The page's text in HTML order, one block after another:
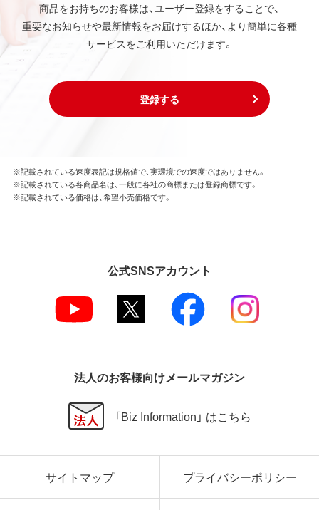
第3条 使用制限
本ソフトウェアの用途は、購入商品またはその添付ソ
フトウェアとともに使用することのみとします。
り、逆アセンブル、逆コンパイル、リバースエンジニア
リング、その他の修正を本ソフトウェアに加えること
はできません。
第4条 保証
弊社は、データの消失、業務の中断、逸失利益、精神的
損害等を含め、本ソフトウェアの使用または使用不能
に起因する直接的、間接的、特別、偶発的、結果的、そ
の他いかなる損害にも、一切の責任を負いません。
本契約の締結により、お客様は下記事項に同意するも
のとします。
る可能性があることを認識の上、本ソフトウェアを輸
出または再輸出する場合は、上記の輸出管理関連法規
商品をお持ちのお客様は、ユーザー登録をすることで、
重要なお知らせや最新情報をお届けするほか、より簡単に各種
サービスをご利用いただけます。
登録する
※記載されている速度表記は規格値で、実環境での速度ではありません。
※記載されている各商品名は、一般に各社の商標または登録商標です。
※記載されている価格は、希望小売価格です。
公式SNSアカウント
法人のお客様向けメールマガジン
「Biz Information」 はこちら
サイトマップ プライバシーポリシー